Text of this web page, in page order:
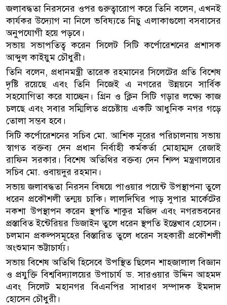
জলাবদ্ধতা নিরসনের ওপর গুরুত্বারোপ করে তিনি বলেন, এখনই
কার্যকর উদ্যোগ না নিলে ভবিষ্যতে নিচু এলাকাগুলো বসবাসের
অনুপযোগী হয়ে পড়বে।
সভায় সভাপতিত্ব করেন সিলেট সিটি কর্পোরেশনের প্রশাসক
আব্দুল কাইয়ুম চৌধুরী।
তিনি বলেন, প্রধানমন্ত্রী তারেক রহমানের সিলেটের প্রতি বিশেষ
দৃষ্টি রয়েছে এবং তিনি নিজেই এ নগরের উন্নয়নে সার্বিক
সহযোগিতা করে যাচ্ছেন। গ্রিন ও ক্লিন সিটি গড়ার লক্ষ্যে কাজ
চলছে এবং সবার সম্মিলিত প্রচেষ্টায় একটি আধুনিক নগর গড়ে
তোলা সম্ভব হবে।
সিটি কর্পোরেশনের সচিব মো. আশিক নূরের পরিচালনায় সভায়
স্বাগত বক্তব্য দেন প্রধান নির্বাহী কর্মকর্তা মোহাম্মদ রেজাই
রাফিন সরকার। বিশেষ অতিথির বক্তব্য দেন শিল্প মন্ত্রণালয়ের
সচিব মো. ওবায়দুর রহমান।
সভায় জলাবদ্ধতা নিরসন বিষয়ে পাওয়ার পয়েন্ট উপস্থাপনা তুলে
ধরেন প্রকৌশলী তন্ময় চাকি। লালদিঘির পাড় সুপার মার্কেটের
নকশা উপস্থাপন করেন স্থপতি শাকুর মজিদ এবং নগরভবনের
প্রস্তাবিত ইন্টেরিয়র ডিজাইন তুলে ধরেন স্থপতি ইন্তেখাব হোসেন।
চলমান প্রকল্পসমূহের বিস্তারিত তুলে ধরেন সহকারী প্রকৌশলী
অংশুমান ভট্টাচার্য্য।
সভায় বিশেষ অতিথি হিসেবে উপস্থিত ছিলেন শাহজালাল বিজ্ঞান
ও প্রযুক্তি বিশ্ববিদ্যালয়ের উপাচার্য ড. সারওয়ার উদ্দিন আহমদ
এবং সিলেট মহানগর বিএনপির সাধারণ সম্পাদক ইমদাদ
হোসেন চৌধুরী।